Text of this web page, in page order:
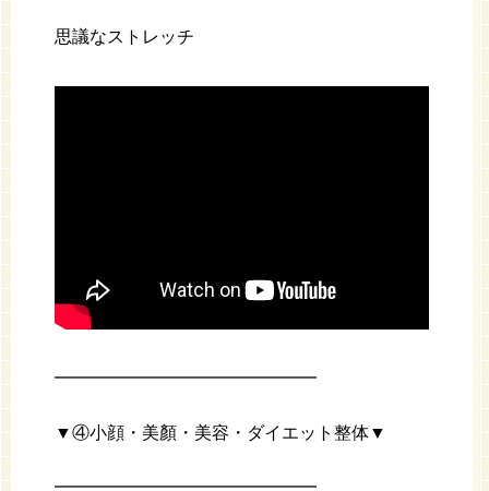
思議なストレッチ
━━━━━━━━━━━━━━━
▼④小顔・美顏・美容・ダイエット整体▼
━━━━━━━━━━━━━━━